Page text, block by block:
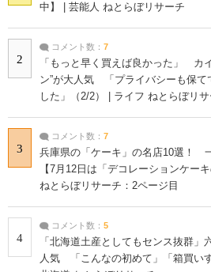
中】 | 芸能人 ねとらぼリサーチ
2
コメント数： 7
「もっと早く買えば良かった」 カ
ン”が大人気 「プライバシーも保て
した」（2/2） | ライフ ねとらぼリ
3
コメント数： 7
兵庫県の「ケーキ」の名店10選！
【7月12日は「デコレーションケー
ねとらぼリサーチ：2ページ目
4
コメント数： 5
「北海道土産としてもセンス抜群」
人気 「こんなの初めて」「箱買い